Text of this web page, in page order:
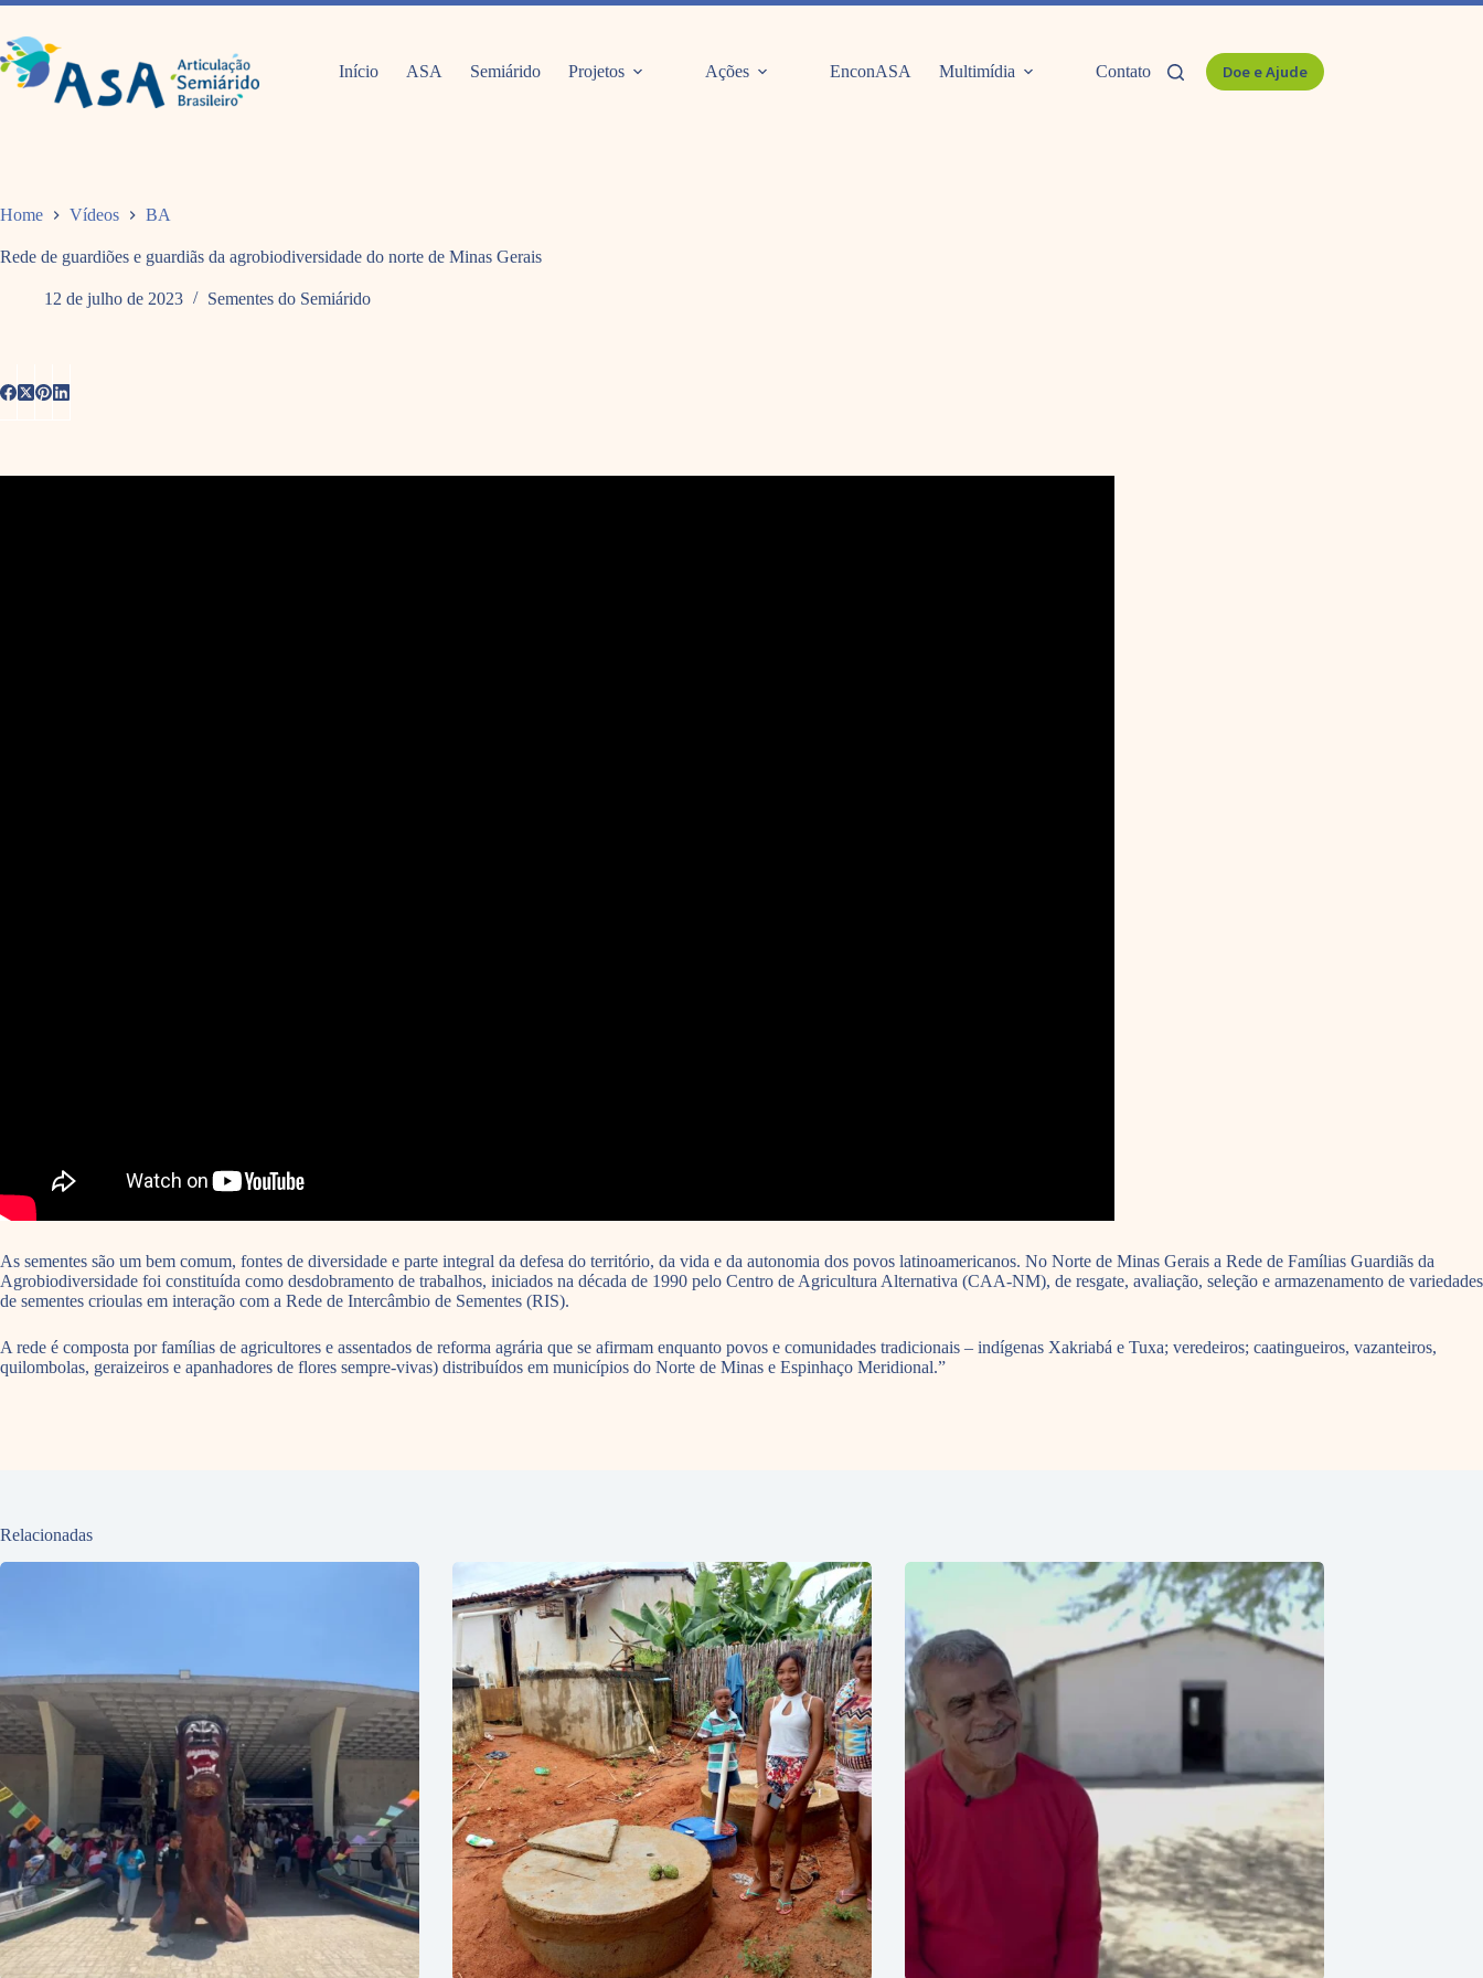
Pular
o
conteúdo
Início ASA Semiárido Projetos Ações EnconASA Multimídia Contato Doe e Ajude
Home Vídeos BA
Rede de guardiões e guardiãs da agrobiodiversidade do norte de Minas Gerais
12 de julho de 2023 Sementes do Semiárido
As sementes são um bem comum, fontes de diversidade e parte integral da defesa do território, da vida e da autonomia dos povos latinoamericanos. No Norte de Minas Gerais a Rede de Famílias Guardiãs da
Agrobiodiversidade foi constituída como desdobramento de trabalhos, iniciados na década de 1990 pelo Centro de Agricultura Alternativa (CAA-NM), de resgate, avaliação, seleção e armazenamento de variedades
de sementes crioulas em interação com a Rede de Intercâmbio de Sementes (RIS).
A rede é composta por famílias de agricultores e assentados de reforma agrária que se afirmam enquanto povos e comunidades tradicionais – indígenas Xakriabá e Tuxa; veredeiros; caatingueiros, vazanteiros,
quilombolas, geraizeiros e apanhadores de flores sempre-vivas) distribuídos em municípios do Norte de Minas e Espinhaço Meridional.”
Relacionadas